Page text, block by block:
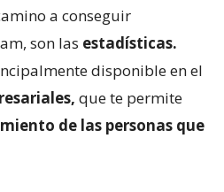
a conseguir
son las estadísticas.
disponible en el
que te permite
de las personas que